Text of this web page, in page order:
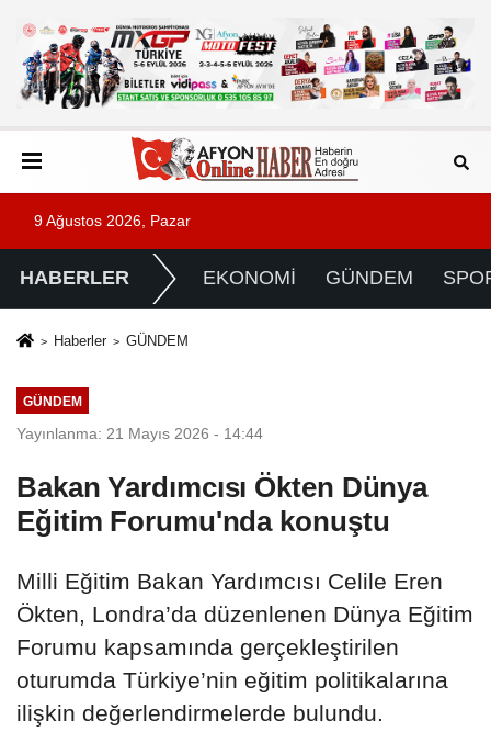
9 Ağustos 2026, Pazar
HABERLER EKONOMİ GÜNDEM
Haberler GÜNDEM
GÜNDEM
Yayınlanma: 21 Mayıs 2026 - 14:44
Bakan Yardımcısı Ökten Dünya
Eğitim Forumu'nda konuştu
Milli Eğitim Bakan Yardımcısı Celile Eren
Ökten, Londra’da düzenlenen Dünya Eğitim
Forumu kapsamında gerçekleştirilen
oturumda Türkiye’nin eğitim politikalarına
ilişkin değerlendirmelerde bulundu.